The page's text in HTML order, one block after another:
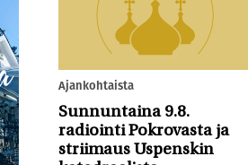
Ajankohtaista
Sunnuntaina 9.8.
radiointi Pokrovasta ja
striimaus Uspenskin